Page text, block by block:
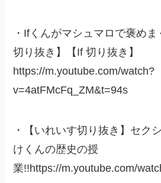
・Ifくんがマシュマロで褒め
切り抜き】【If 切り抜き】
https://m.youtube.com/watch?
v=4atFMcFq_ZM&t=94s
・【いれいす切り抜き】セク
けくんの歴史の授
業!!https://m.youtube.com/